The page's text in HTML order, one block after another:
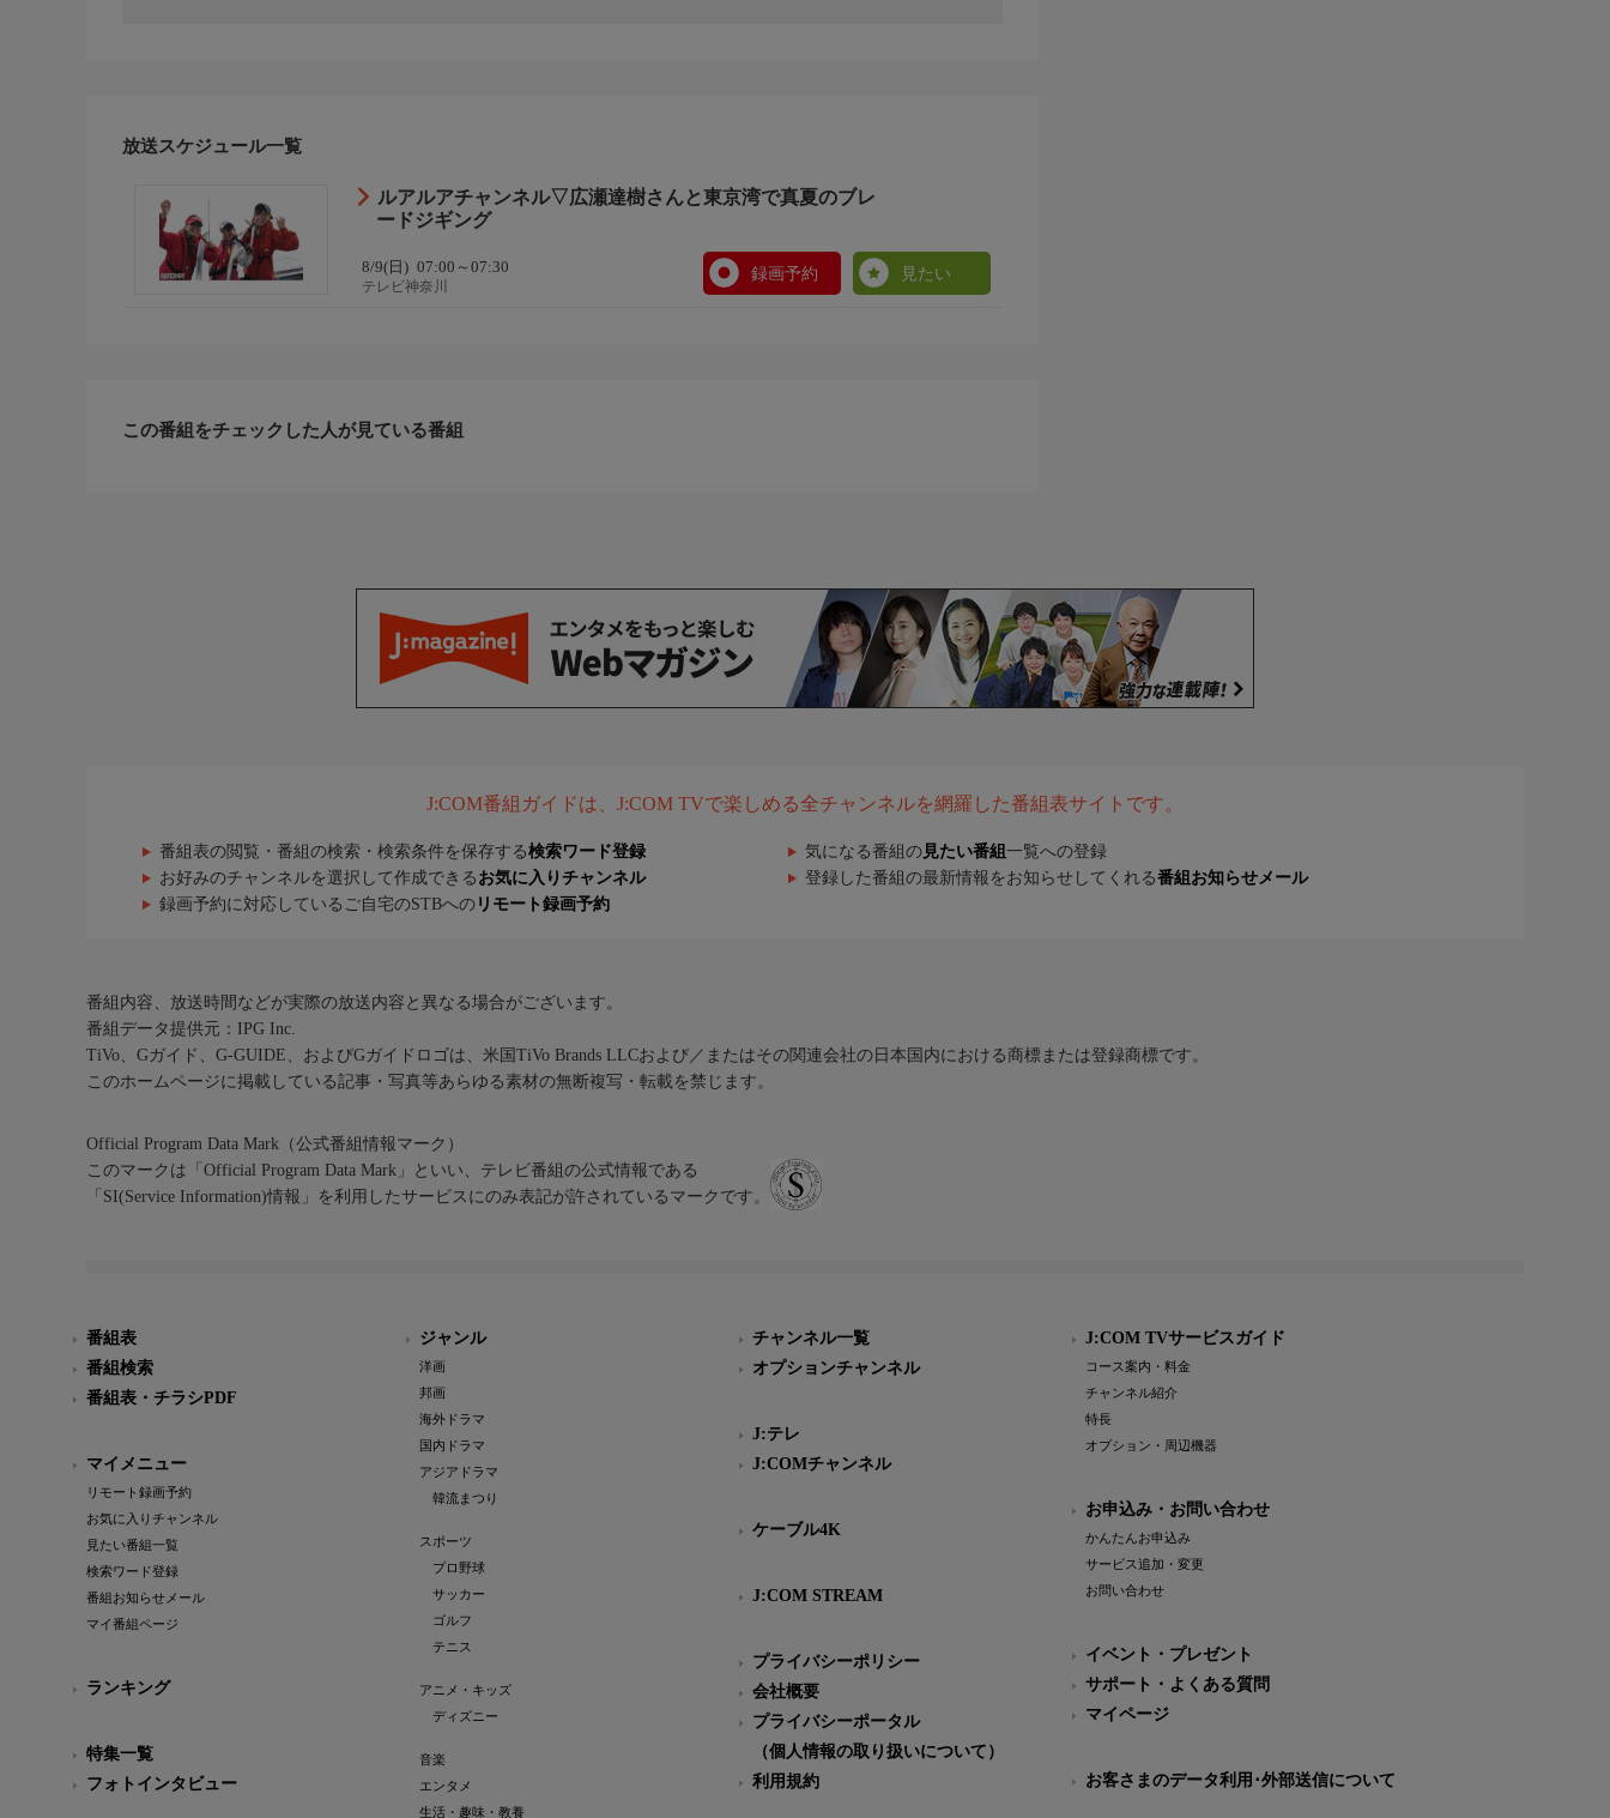
【リポーター】広岡千明(ルアチャンサポートメンバー)
番組概要
プロの本格的なテクニックから、釣り初心者へのHowToまで、釣りファンオールレンジ対応のルアー番組「ル
アルアチャンネル」。乞うご期待ですっ!
放送スケジュール一覧
ルアルアチャンネル▽広瀬達樹さんと東京湾で真夏のブレ
ードジギング
8/9(日) 07:00～07:30
テレビ神奈川
録画予約 見たい
この番組をチェックした人が見ている番組
J:COM番組ガイドは、J:COM TVで楽しめる全チャンネルを網羅した番組表サイトです。
番組表の閲覧・番組の検索・検索条件を保存する検索ワード登録 気になる番組の 見たい番組 一覧への登録
お好みのチャンネルを選択して作成できる お気に入りチャンネル 登録した番組の最新情報をお知らせしてくれる番組お知らせメール
録画予約に対応しているご自宅のSTBへの リモート録画予約
番組内容、放送時間などが実際の放送内容と異なる場合がございます。
番組データ提供元：IPG Inc.
TiVo、Gガイド、G-GUIDE、およびGガイドロゴは、米国TiVo Brands LLCおよび／またはその関連会社の日本国内における商標または登録商標です。
このホームページに掲載している記事・写真等あらゆる素材の無断複写・転載を禁じます。
Official Program Data Mark（公式番組情報マーク）
このマークは「Official Program Data Mark」といい、テレビ番組の公式情報である
「SI(Service Information)情報」を利用したサービスにのみ表記が許されているマークです。
番組表
番組検索
番組表・チラシPDF
マイメニュー
リモート録画予約
お気に入りチャンネル
見たい番組一覧
検索ワード登録
番組お知らせメール
マイ番組ページ
ランキング
特集一覧
フォトインタビュー
ジャンル
洋画
邦画
海外ドラマ
国内ドラマ
アジアドラマ
韓流まつり
スポーツ
プロ野球
サッカー
ゴルフ
テニス
アニメ・キッズ
ディズニー
音楽
エンタメ
生活・趣味・教養
チャンネル一覧
オプションチャンネル
J:テレ
J:COMチャンネル
ケーブル4K
J:COM STREAM
プライバシーポリシー
会社概要
プライバシーポータル
（個人情報の取り扱いについて）
利用規約
J:COM TVサービスガイド
コース案内・料金
チャンネル紹介
特長
オプション・周辺機器
お申込み・お問い合わせ
かんたんお申込み
サービス追加・変更
お問い合わせ
イベント・プレゼント
サポート・よくある質問
マイページ
お客さまのデータ利用･外部送信について